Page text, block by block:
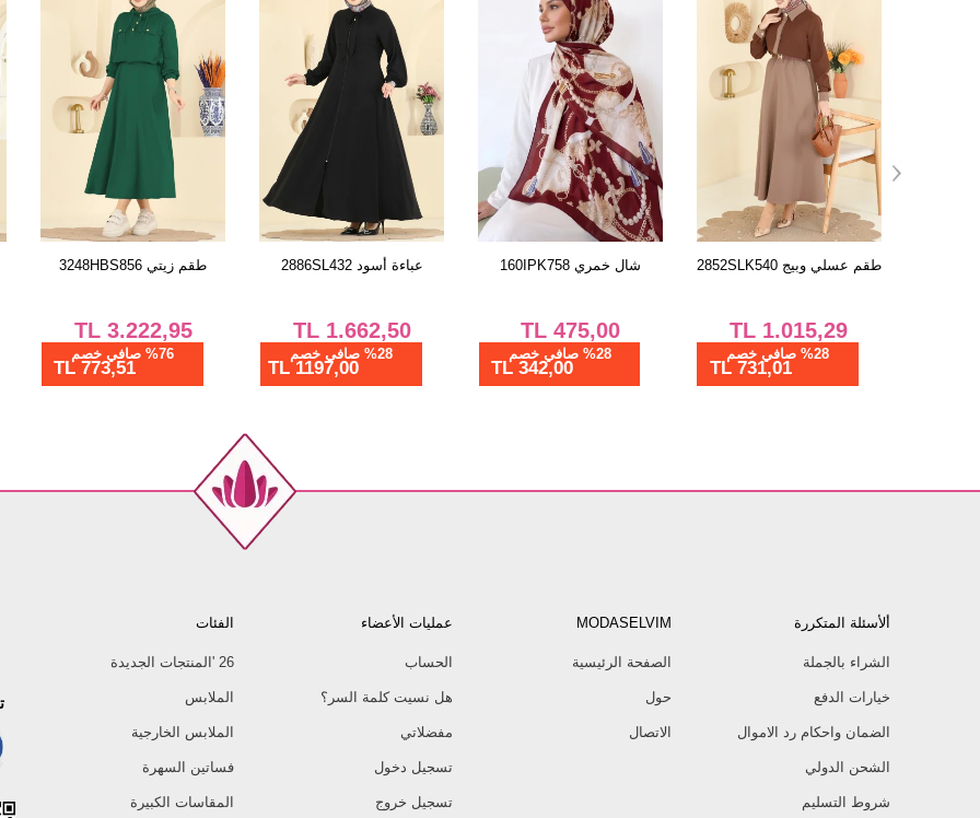
42
44
46
عباءة أسود 2886SL432
1.662,50
TL
%28 صافي خصم
1197,00 TL
شال خمري 160IPK758
475,00
TL
%28 صافي خصم
342,00 TL
طقم عسلي وبيج 2852SLK540
1.015,29
TL
%28 صافي خصم
731,01 TL
طقم خمري و أسود
1.187,51
TL
%28 صافي خصم
855,01 TL
ألأسئلة المتكررة
الشراء بالجملة
خيارات الدفع
الضمان واحكام رد الاموال
الشحن الدولي
شروط التسليم
MODASELVIM
الصفحة الرئيسية
حول
الاتصال
عمليات الأعضاء
الحساب
هل نسيت كلمة السر؟
مفضلاتي
تسجيل دخول
تسجيل خروج
الفئات
26 'المنتجات الجديدة
الملابس
الملابس الخارجية
فساتين السهرة
المقاسات الكبيرة